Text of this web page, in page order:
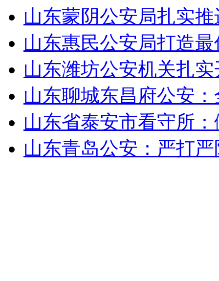
山东蒙阴公安局扎实
山东惠民公安局打造
山东潍坊公安机关扎
山东聊城东昌府公安
山东省泰安市看守所
山东青岛公安：严打